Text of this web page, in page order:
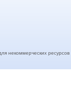
некоммерческих